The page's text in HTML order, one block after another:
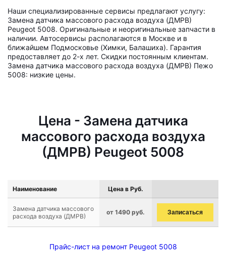
Наши специализированные сервисы предлагают услугу:
Замена датчика массового расхода воздуха (ДМРВ)
Peugeot 5008. Оригинальные и неоригинальные запчасти в
наличии. Автосервисы располагаются в Москве и в
ближайшем Подмосковье (Химки, Балашиха). Гарантия
предоставляет до 2-х лет. Скидки постоянным клиентам.
Замена датчика массового расхода воздуха (ДМРВ) Пежо
5008: низкие цены.
Цена - Замена датчика
массового расхода воздуха
(ДМРВ) Peugeot 5008
Наименование Цена в Руб.
Замена датчика массового
расхода воздуха (ДМРВ)
от 1490 руб. Записаться
Прайс-лист на ремонт Peugeot 5008